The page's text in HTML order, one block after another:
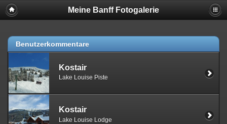
Meine Banff Fotogalerie
Benutzerkommentare
Kostair
Lake Louise Piste
Kostair
Lake Louise Lodge